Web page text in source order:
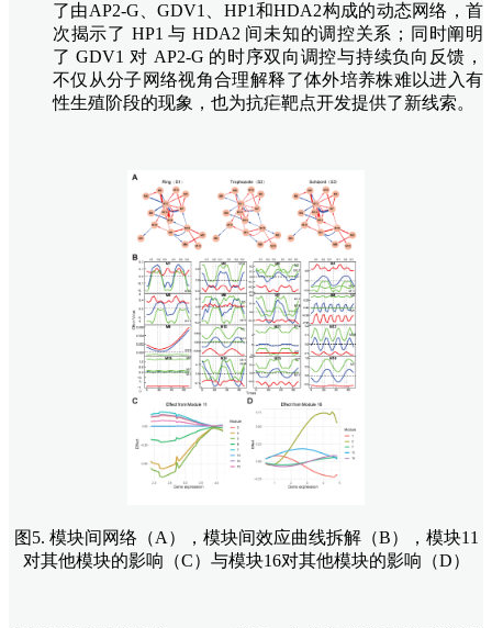
了由AP2-G、GDV1、HP1和HDA2构成的动态网络，首
次揭示了 HP1 与 HDA2 间未知的调控关系；同时阐明
了 GDV1 对 AP2-G 的时序双向调控与持续负向反馈，
不仅从分子网络视角合理解释了体外培养株难以进入有
性生殖阶段的现象，也为抗疟靶点开发提供了新线索。
图5. 模块间网络（A），模块间效应曲线拆解（B），模块11
对其他模块的影响（C）与模块16对其他模块的影响（D）